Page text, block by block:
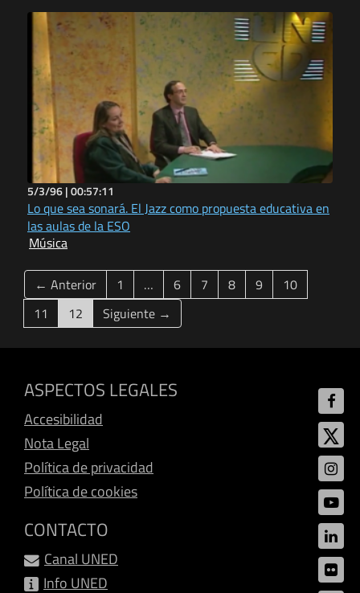
5/3/96 |00:57:11
Lo que sea sonará. El Jazz como propuesta educativa en
las aulas de la ESO
Música
← Anterior 1 … 6 7 8 9
10
11
12 (current)
Siguiente →
ASPECTOS LEGALES
Accesibilidad
Nota Legal
Política de privacidad
Política de cookies
CONTACTO
Canal UNED
Info UNED